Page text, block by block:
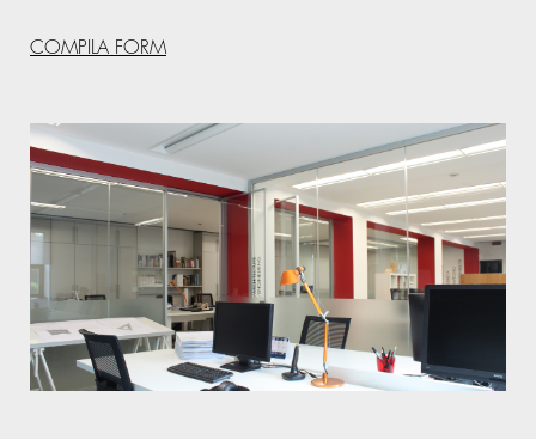
COMPILA FORM